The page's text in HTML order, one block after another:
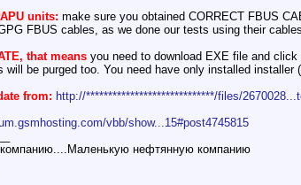
units: make sure you obtained CORRECT FBUS
FBUS cables, as we done our tests using their
that means you need to download EXE file and
will be purged too. You need have only installed installer
from: http://*****************************/files/
vbb/show...15#post4745815
компанию....Маленькую нефтянную компанию